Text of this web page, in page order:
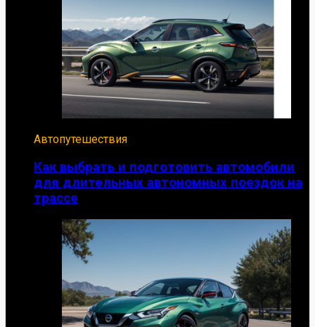
Автопутешествия
Как выбрать и подготовить автомобили
для длительных автономных поездок на
трассе